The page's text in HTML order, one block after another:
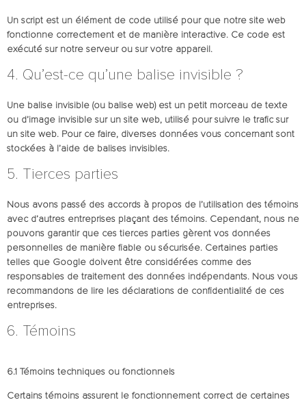
Un script est un élément de code utilisé pour que notre site web
fonctionne correctement et de manière interactive. Ce code est
exécuté sur notre serveur ou sur votre appareil.
4. Qu’est-ce qu’une balise invisible ?
Une balise invisible (ou balise web) est un petit morceau de texte
ou d’image invisible sur un site web, utilisé pour suivre le trafic sur
un site web. Pour ce faire, diverses données vous concernant sont
stockées à l’aide de balises invisibles.
5. Tierces parties
Nous avons passé des accords à propos de l’utilisation des témoins
avec d’autres entreprises plaçant des témoins. Cependant, nous ne
pouvons garantir que ces tierces parties gèrent vos données
personnelles de manière fiable ou sécurisée. Certaines parties
telles que Google doivent être considérées comme des
responsables de traitement des données indépendants. Nous vous
recommandons de lire les déclarations de confidentialité de ces
entreprises.
6. Témoins
6.1 Témoins techniques ou fonctionnels
Certains témoins assurent le fonctionnement correct de certaines